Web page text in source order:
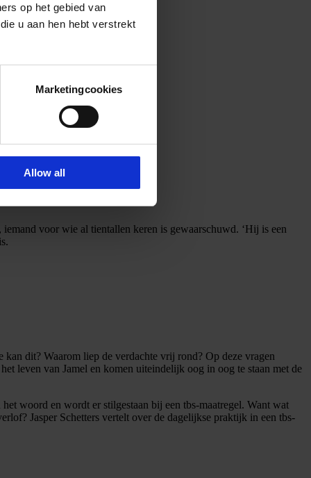
op het gebied van
u aan hen hebt verstrekt
Marketingcookies
Allow all
voor wie al tientallen keren is gewaarschuwd. ‘Hij is een
dit? Waarom liep de verdachte vrij rond? Op deze vragen
leven van Jamel en komen uiteindelijk oog in oog te staan met de
woord en wordt er stilgestaan bij een tbs-maatregel. Want wat
Jasper Schetters vertelt over de dagelijkse praktijk in een tbs-